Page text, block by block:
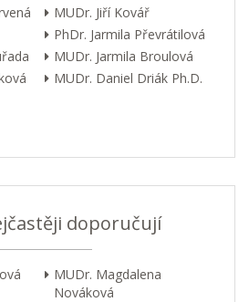
MUDr. Jiří Kovář
PhDr. Jarmila Převrátilová
MUDr. Jarmila Broulová
MUDr. Daniel Driák Ph.D.
doporučují
MUDr. Magdalena
Nováková